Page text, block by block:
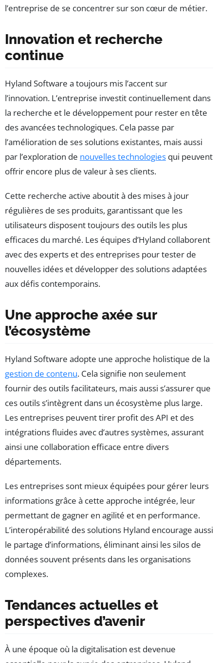
l’entreprise de se concentrer sur son cœur de métier.
Innovation et recherche
continue
Hyland Software a toujours mis l’accent sur
l’innovation. L’entreprise investit continuellement dans
la recherche et le développement pour rester en tête
des avancées technologiques. Cela passe par
l’amélioration de ses solutions existantes, mais aussi
par l’exploration de nouvelles technologies qui peuvent
offrir encore plus de valeur à ses clients.
Cette recherche active aboutit à des mises à jour
régulières de ses produits, garantissant que les
utilisateurs disposent toujours des outils les plus
efficaces du marché. Les équipes d’Hyland collaborent
avec des experts et des entreprises pour tester de
nouvelles idées et développer des solutions adaptées
aux défis contemporains.
Une approche axée sur
l’écosystème
Hyland Software adopte une approche holistique de la
gestion de contenu. Cela signifie non seulement
fournir des outils facilitateurs, mais aussi s’assurer que
ces outils s’intègrent dans un écosystème plus large.
Les entreprises peuvent tirer profit des API et des
intégrations fluides avec d’autres systèmes, assurant
ainsi une collaboration efficace entre divers
départements.
Les entreprises sont mieux équipées pour gérer leurs
informations grâce à cette approche intégrée, leur
permettant de gagner en agilité et en performance.
L’interopérabilité des solutions Hyland encourage aussi
le partage d’informations, éliminant ainsi les silos de
données souvent présents dans les organisations
complexes.
Tendances actuelles et
perspectives d’avenir
À une époque où la digitalisation est devenue